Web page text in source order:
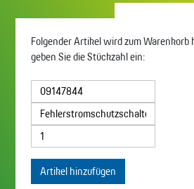
Folgender Artikel wird zum Warenkorb
geben Sie die Stückzahl ein:
Artikel hinzufügen